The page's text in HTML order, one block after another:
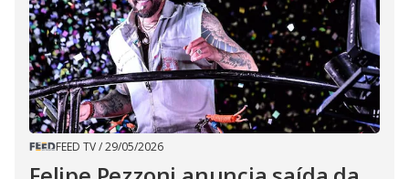
FEED TV/29/05/2026